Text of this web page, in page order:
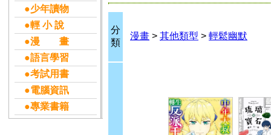
●少年讀物
●輕 小 說
●漫 畫
●語言學習
●考試用書
●電腦資訊
●專業書籍
分
類
漫畫 > 其他類型 > 輕鬆幽默